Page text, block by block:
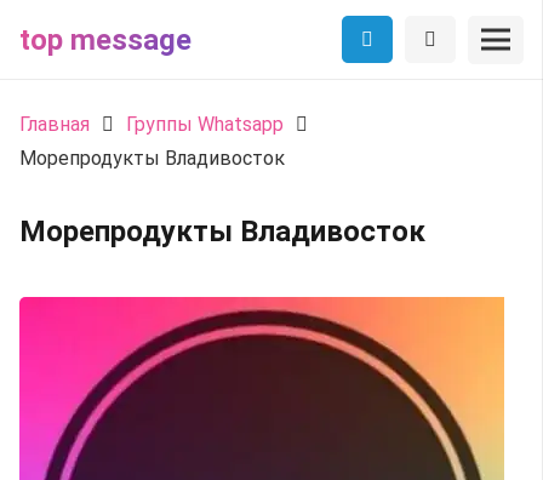
top message
Главная
Группы Whatsapp
Морепродукты Владивосток
Морепродукты Владивосток